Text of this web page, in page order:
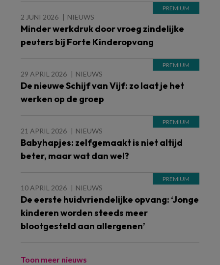
2 JUNI 2026 NIEUWS
Minder werkdruk door vroeg zindelijke
peuters bij Forte Kinderopvang
29 APRIL 2026 NIEUWS
De nieuwe Schijf van Vijf: zo laat je het
werken op de groep
21 APRIL 2026 NIEUWS
Babyhapjes: zelfgemaakt is niet altijd
beter, maar wat dan wel?
10 APRIL 2026 NIEUWS
De eerste huidvriendelijke opvang: ‘Jonge
kinderen worden steeds meer
blootgesteld aan allergenen’
Toon meer nieuws